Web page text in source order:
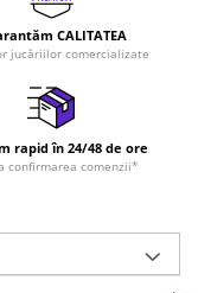
CALITATEA
jucăriilor comercializate
rapid în 24/48 de ore
confirmarea comenzii*